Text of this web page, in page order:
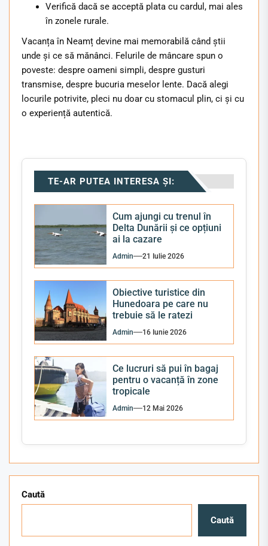
Verifică dacă se acceptă plata cu cardul, mai ales
în zonele rurale.
Vacanța în Neamț devine mai memorabilă când știi
unde și ce să mănânci. Felurile de mâncare spun o
poveste: despre oameni simpli, despre gusturi
transmise, despre bucuria meselor lente. Dacă alegi
locurile potrivite, pleci nu doar cu stomacul plin, ci și cu
o experiență autentică.
TE-AR PUTEA INTERESA ȘI:
Cum ajungi cu trenul în
Delta Dunării și ce opțiuni
ai la cazare
Admin 21 Iulie 2026
Obiective turistice din
Hunedoara pe care nu
trebuie să le ratezi
Admin 16 Iunie 2026
Ce lucruri să pui în bagaj
pentru o vacanță în zone
tropicale
Admin 12 Mai 2026
Caută
Caută